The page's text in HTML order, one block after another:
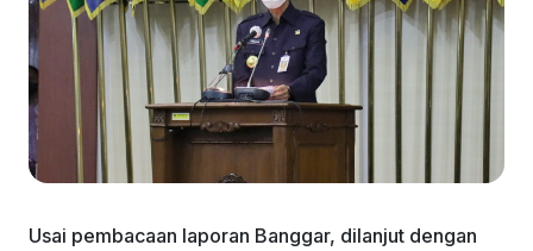
Usai pembacaan laporan Banggar, dilanjut dengan